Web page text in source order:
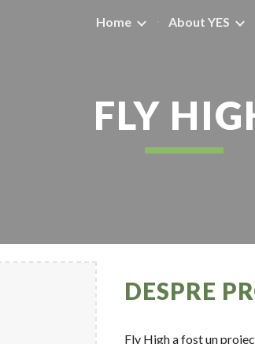
Skip to main contentHome About YES
FLY
DESPRE
Fly High a fost un